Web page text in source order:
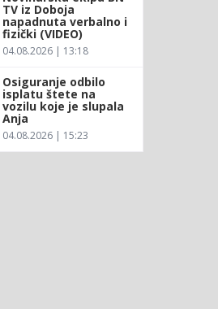
TV iz Doboja
napadnuta verbalno i
fizički (VIDEO)
04.08.2026 | 13:18
Osiguranje odbilo
isplatu štete na
vozilu koje je slupala
Anja
04.08.2026 | 15:23